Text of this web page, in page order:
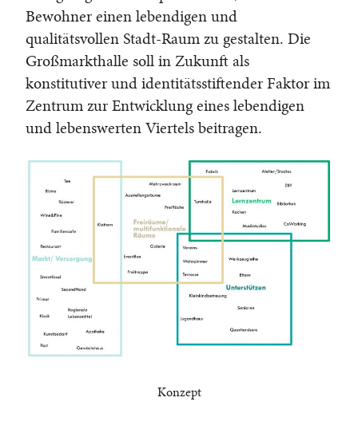
Bewohner einen lebendigen und
qualitätsvollen Stadt-Raum zu gestalten. Die
Großmarkthalle soll in Zukunft als
konstitutiver und identitätsstiftender Faktor im
Zentrum zur Entwicklung eines lebendigen
und lebenswerten Viertels beitragen.
Konzept